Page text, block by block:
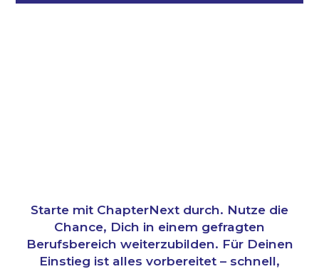
Starte mit ChapterNext durch. Nutze die
Chance, Dich in einem gefragten
Berufsbereich weiterzubilden. Für Deinen
Einstieg ist alles vorbereitet – schnell,